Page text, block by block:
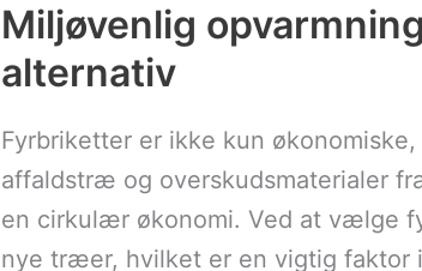
Miljøvenlig
alternativ
Fyrbriketter er ikke kun
affaldstræ og overskudsmaterialer
en cirkulær økonomi. Ved at vælge
nye træer, hvilket er en vigtig faktor